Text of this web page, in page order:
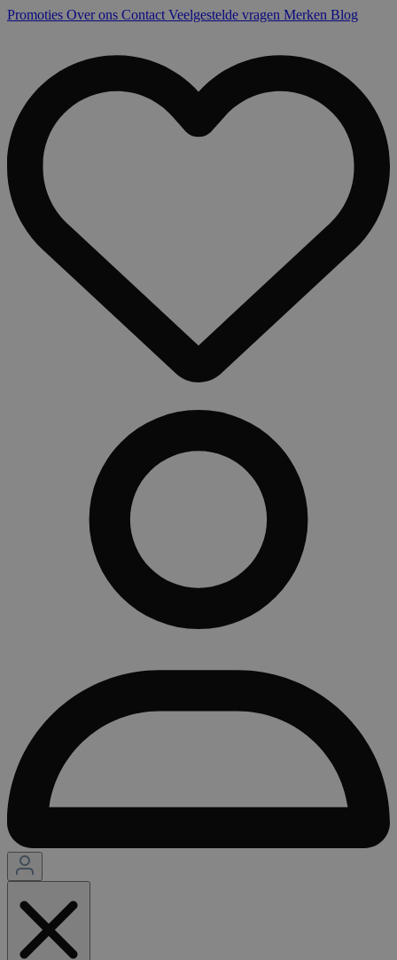
Promoties Over ons Contact Veelgestelde vragen Merken Blog